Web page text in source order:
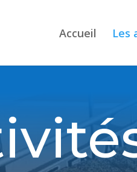
Accueil Les